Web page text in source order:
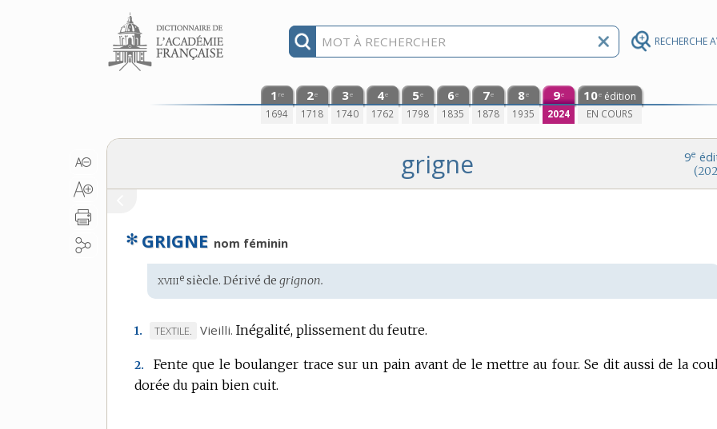
RECHERCHE
Aller au contenu
1 re
1694
2e
1718
3e
1740
4e
1762
5e
1798
6e
1835
7e
1878
8e
1935
9e
2024
10e édition
EN COURS
9e
grigne
✻ GRIGNE nom féminin
Étymologie
:
xviiie siècle. Dérivé degrignon.
1.
MARQUE
DOMAINE
:
TEXTILE. Vieilli. Inégalité, plissement du feutre.
2. Fente que le boulanger trace sur un pain avant de le mettre au four. Se dit aussi de la
dorée du pain bien cuit.